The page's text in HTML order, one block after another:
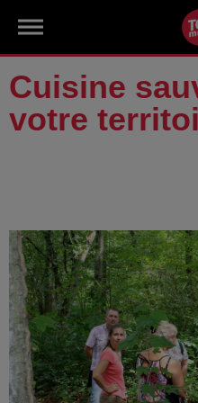
Cuisine
votre